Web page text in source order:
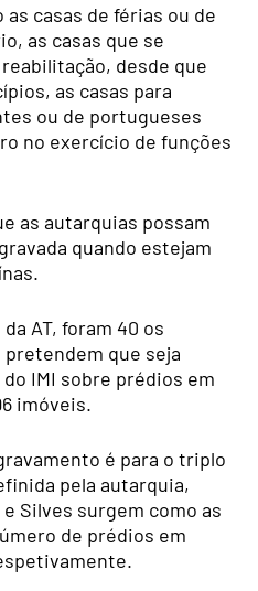
casas de férias ou de
as casas que se
desde que
as casas para
ou de portugueses
no exercício de funções
as autarquias possam
quando estejam
AT, foram 40 os
que seja
IMI sobre prédios em
imóveis.
é para o triplo
pela autarquia,
Silves surgem como as
de prédios em